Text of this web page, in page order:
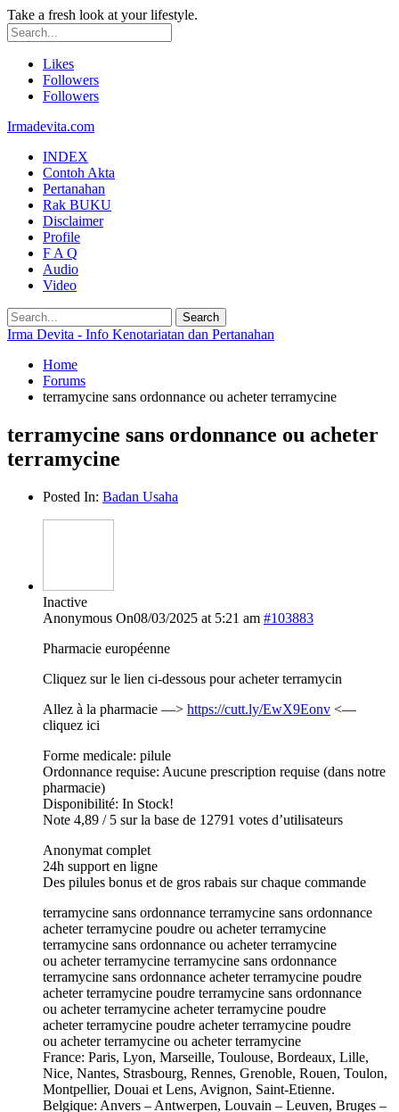
Take a fresh look at your lifestyle.
Likes
Followers
Followers
Irmadevita.com
INDEX
Contoh Akta
Pertanahan
Rak BUKU
Disclaimer
Profile
F A Q
Audio
Video
Irma Devita - Info Kenotariatan dan Pertanahan
Home
Forums
terramycine sans ordonnance ou acheter terramycine
terramycine sans ordonnance ou acheter
terramycine
Posted In: Badan Usaha
Inactive
Anonymous On08/03/2025 at 5:21 am #103883
Pharmacie européenne
Cliquez sur le lien ci-dessous pour acheter terramycin
Allez à la pharmacie —> https://cutt.ly/EwX9Eonv <—
cliquez ici
Forme medicale: pilule
Ordonnance requise: Aucune prescription requise (dans notre
pharmacie)
Disponibilité: In Stock!
Note 4,89 / 5 sur la base de 12791 votes d’utilisateurs
Anonymat complet
24h support en ligne
Des pilules bonus et de gros rabais sur chaque commande
terramycine sans ordonnance terramycine sans ordonnance
acheter terramycine poudre ou acheter terramycine
terramycine sans ordonnance ou acheter terramycine
ou acheter terramycine terramycine sans ordonnance
terramycine sans ordonnance acheter terramycine poudre
acheter terramycine poudre terramycine sans ordonnance
ou acheter terramycine acheter terramycine poudre
acheter terramycine poudre acheter terramycine poudre
ou acheter terramycine ou acheter terramycine
France: Paris, Lyon, Marseille, Toulouse, Bordeaux, Lille,
Nice, Nantes, Strasbourg, Rennes, Grenoble, Rouen, Toulon,
Montpellier, Douai et Lens, Avignon, Saint-Etienne.
Belgique: Anvers – Antwerpen, Louvain – Leuven, Bruges –